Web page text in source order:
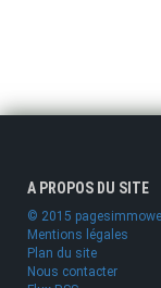
A PROPOS DU SITE
© 2015
Mentions légales
Plan du site
Nous contacter